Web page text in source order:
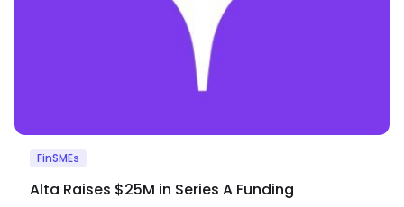
FinSMEs
Alta Raises $25M in Series A Funding